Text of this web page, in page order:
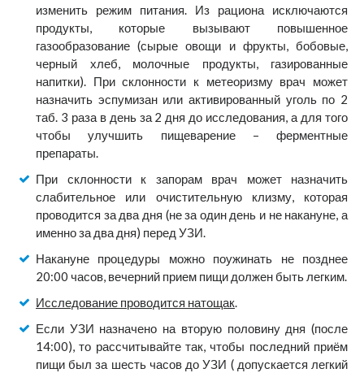
изменить режим питания. Из рациона исключаются
продукты, которые вызывают повышенное
газообразование (сырые овощи и фрукты, бобовые,
черный хлеб, молочные продукты, газированные
напитки). При склонности к метеоризму врач может
назначить эспумизан или активированный уголь по 2
таб. 3 раза в день за 2 дня до исследования, а для того
чтобы улучшить пищеварение – ферментные
препараты.
При склонности к запорам врач может назначить
слабительное или очистительную клизму, которая
проводится за два дня (не за один день и не накануне, а
именно за два дня) перед УЗИ.
Накануне процедуры можно поужинать не позднее
20:00 часов, вечерний прием пищи должен быть легким.
Исследование проводится натощак.
Если УЗИ назначено на вторую половину дня (после
14:00), то рассчитывайте так, чтобы последний приём
пищи был за шесть часов до УЗИ ( допускается легкий